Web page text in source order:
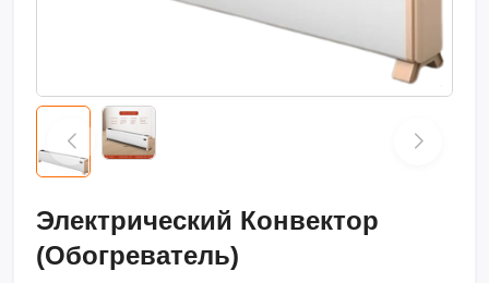
Электрический Конвектор
(Обогреватель)